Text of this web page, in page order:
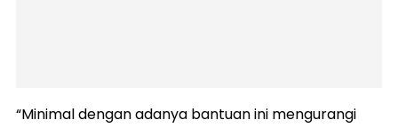
“Minimal dengan adanya bantuan ini mengurangi